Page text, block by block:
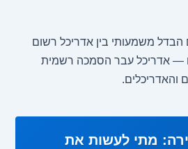
הבדל משמעותי בין אדריכל רשום
— אדריכל עבר הסמכה רשמית
והאדריכלים.
מתי לעשות את